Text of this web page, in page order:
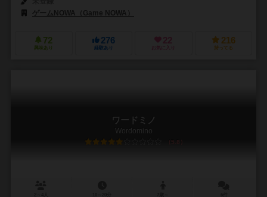
ゲームNOWA（Game NOWA）
72
興味あり
276
経験あり
22
お気に入り
216
持ってる
ワードミノ
Wordomino
5.8